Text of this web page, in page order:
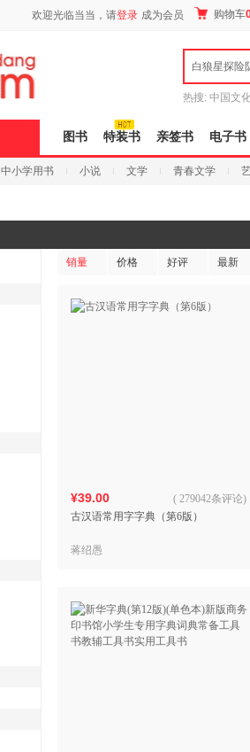
欢迎光临当当，请登录 成为会员 购物车
白狼星探险
热搜: 中国文
图书 特装书 亲签书 电子书
中小学用书 小说 文学 青春文学
销量 价格 好评 最新
¥39.00
古汉语常用字字典（第6版）
( 279042条评论)
蒋绍愚